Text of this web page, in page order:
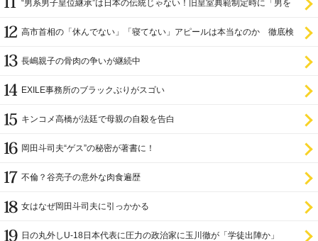
“男系男子皇位継承”は日本の伝統じゃない！旧皇室典範制定時に「男を
高市首相の「休んでない」「寝てない」アピールは本当なのか 徹底検
長嶋親子の骨肉の争いが継続中
EXILE事務所のブラックぶりがスゴい
キンコメ高橋が法廷で母親の自殺を告白
岡田斗司夫“ゲス”の秘密が著書に！
不倫？谷亮子の意外な肉食遍歴
女はなぜ岡田斗司夫に引っかかる
日の丸外しU-18日本代表に圧力の政治家に玉川徹が「学徒出陣か」